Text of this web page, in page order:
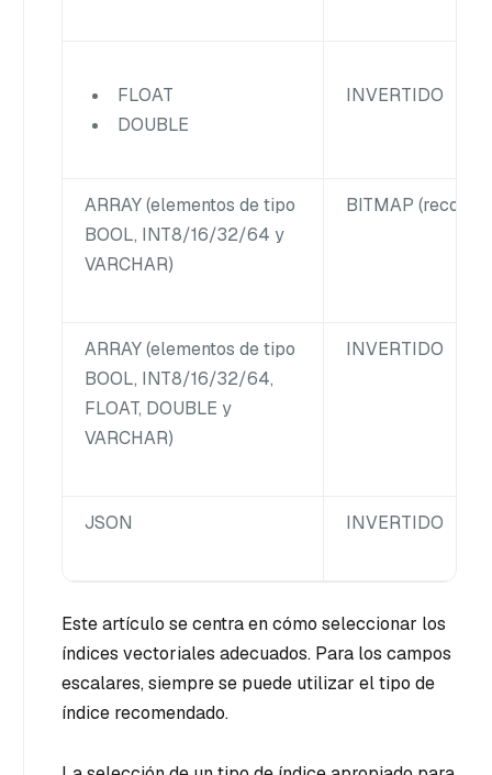
FLOAT
DOUBLE
INVERTIDO
ARRAY(elementos de tipo
BOOL, INT8/16/32/64 y
VARCHAR)
BITMAP
ARRAY(elementos de tipo
BOOL, INT8/16/32/64,
FLOAT, DOUBLE y
VARCHAR)
INVERTIDO
JSON INVERTIDO
Este artículo se centra en cómo seleccionar los
índices vectoriales adecuados. Para los campos
escalares, siempre se puede utilizar el tipo de
índice recomendado.